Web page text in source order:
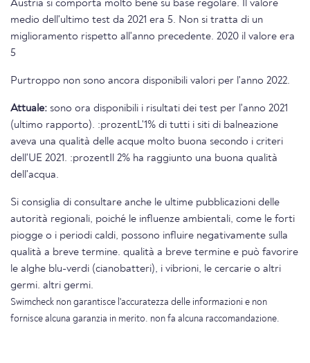
Austria si comporta molto bene su base regolare. Il valore
medio dell'ultimo test da 2021 era 5. Non si tratta di un
miglioramento rispetto all'anno precedente. 2020 il valore era
5
Purtroppo non sono ancora disponibili valori per l'anno 2022.
Attuale: sono ora disponibili i risultati dei test per l'anno 2021
(ultimo rapporto). :prozentL'1% di tutti i siti di balneazione
aveva una qualità delle acque molto buona secondo i criteri
dell'UE 2021. :prozentIl 2% ha raggiunto una buona qualità
dell'acqua.
Si consiglia di consultare anche le ultime pubblicazioni delle
autorità regionali, poiché le influenze ambientali, come le forti
piogge o i periodi caldi, possono influire negativamente sulla
qualità a breve termine. qualità a breve termine e può favorire
le alghe blu-verdi (cianobatteri), i vibrioni, le cercarie o altri
germi. altri germi.
Swimcheck non garantisce l'accuratezza delle informazioni e non
fornisce alcuna garanzia in merito. non fa alcuna raccomandazione.